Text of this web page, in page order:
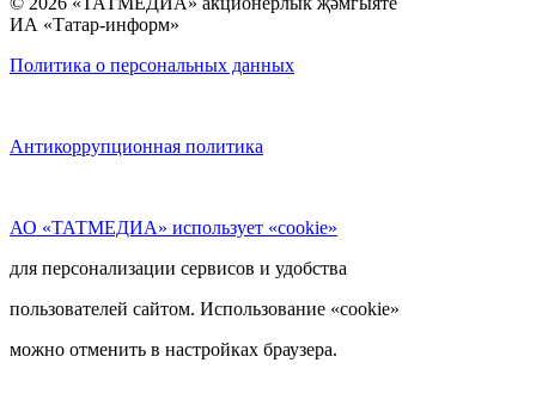
ИА «Татар-информ»
Политика о персональных данных
Антикоррупционная политика
АО «ТАТМЕДИА» использует «cookie»
для персонализации сервисов и удобства
пользователей сайтом. Использование «cookie»
можно отменить в настройках браузера.